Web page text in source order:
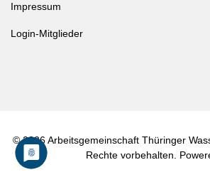
Impressum
Login-Mitglieder
© 2026 Arbeitsgemeinschaft Thüringer
Rechte vorbehalten.